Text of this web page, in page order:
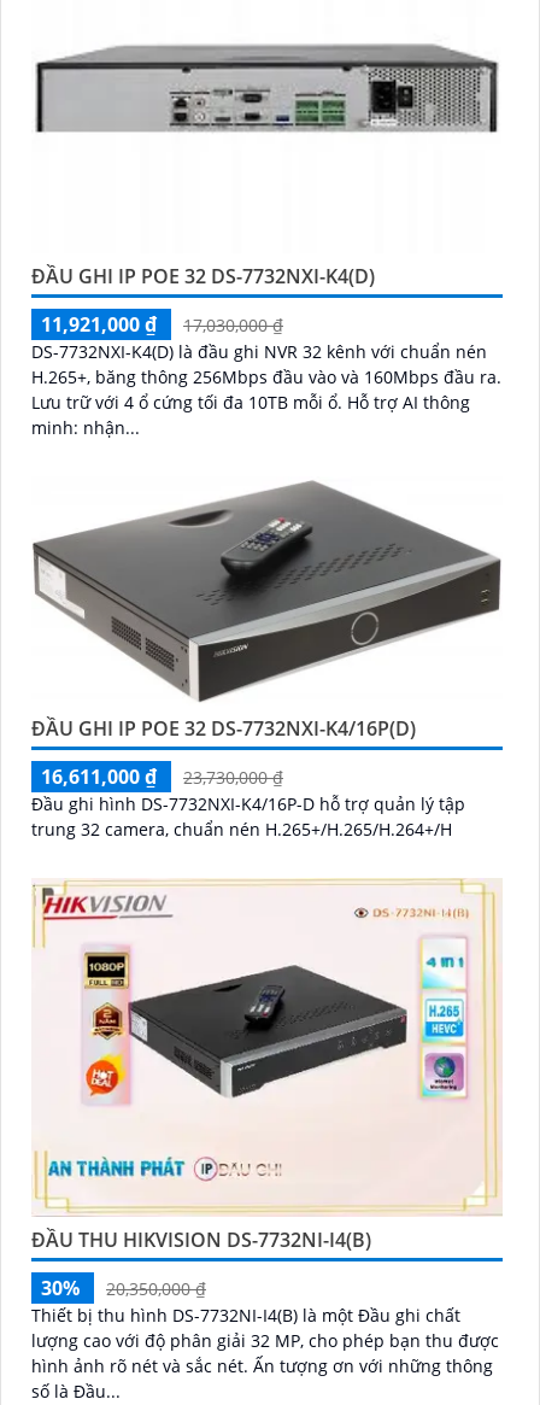
ĐẦU GHI IP POE 32 DS-7732NXI-K4(D)
11,921,000 ₫
17,030,000 ₫
DS-7732NXI-K4(D) là đầu ghi NVR 32 kênh với chuẩn nén
H.265+, băng thông 256Mbps đầu vào và 160Mbps đầu ra.
Lưu trữ với 4 ổ cứng tối đa 10TB mỗi ổ. Hỗ trợ AI thông
minh: nhận...
ĐẦU GHI IP POE 32 DS-7732NXI-K4/16P(D)
16,611,000 ₫
23,730,000 ₫
Đầu ghi hình DS-7732NXI-K4/16P-D hỗ trợ quản lý tập
trung 32 camera, chuẩn nén H.265+/H.265/H.264+/H
ĐẦU THU HIKVISION DS-7732NI-I4(B)
30%
20,350,000 ₫
Thiết bị thu hình DS-7732NI-I4(B) là một Đầu ghi chất
lượng cao với độ phân giải 32 MP, cho phép bạn thu được
hình ảnh rõ nét và sắc nét. Ấn tượng ơn với những thông
số là Đầu...